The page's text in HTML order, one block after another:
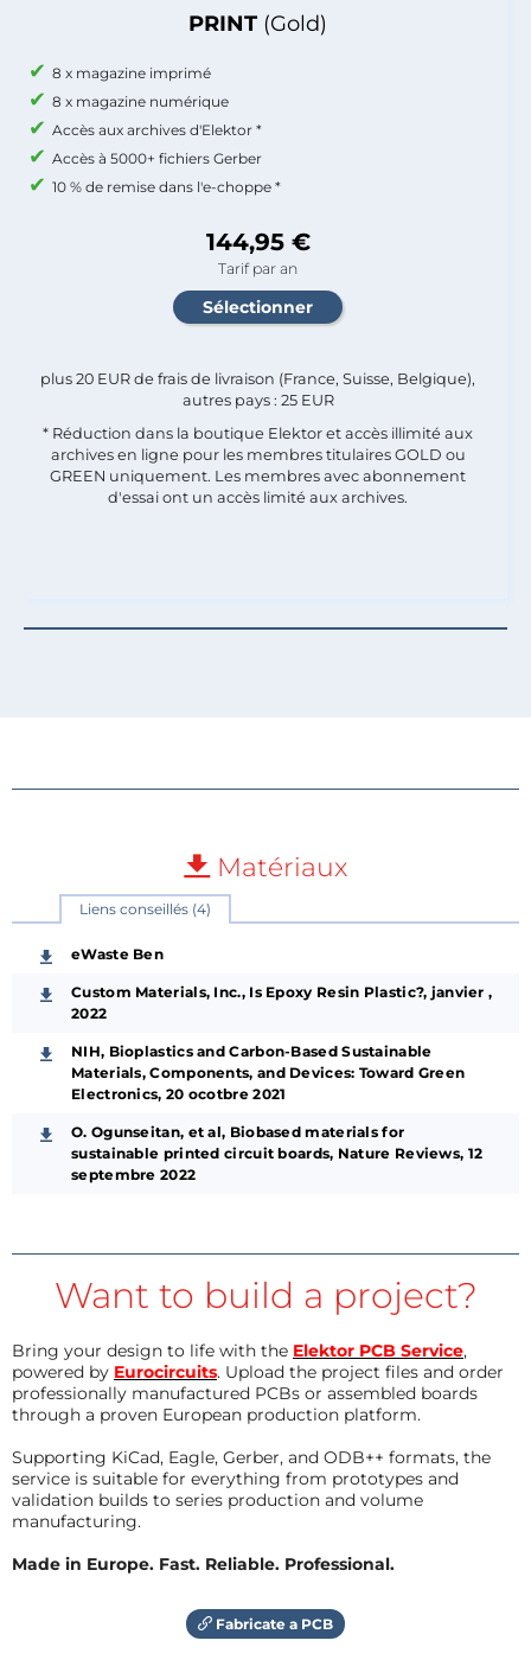
PRINT (Gold)
8 x magazine imprimé
8 x magazine numérique
Accès aux archives d'Elektor *
Accès à 5000+ fichiers Gerber
10 % de remise dans l'e-choppe *
144,95 €
Tarif par an
plus 20 EUR de frais de livraison (France, Suisse, Belgique),
autres pays : 25 EUR
* Réduction dans la boutique Elektor et accès illimité aux
archives en ligne pour les membres titulaires GOLD ou
GREEN uniquement. Les membres avec abonnement
d'essai ont un accès limité aux archives.
Matériaux
Liens conseillés (4)
eWaste Ben
Custom Materials, Inc., Is Epoxy Resin Plastic?, janvier ,
2022
NIH, Bioplastics and Carbon-Based Sustainable
Materials, Components, and Devices: Toward Green
Electronics, 20 ocotbre 2021
O. Ogunseitan, et al, Biobased materials for
sustainable printed circuit boards, Nature Reviews, 12
septembre 2022
Want to build a project?
Bring your design to life with the Elektor PCB Service,
powered by Eurocircuits. Upload the project files and order
professionally manufactured PCBs or assembled boards
through a proven European production platform.
Supporting KiCad, Eagle, Gerber, and ODB++ formats, the
service is suitable for everything from prototypes and
validation builds to series production and volume
manufacturing.
Made in Europe. Fast. Reliable. Professional.
Fabricate a PCB